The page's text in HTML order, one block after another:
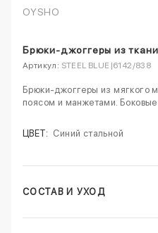
OYSHO
Брюки-джоггеры из
Артикул: STEEL BLUE|6142/838
Брюки-джоггеры из мягкого
поясом и манжетами. Боковые
ЦВЕТ: Синий стальной
СОСТАВ И УХОД